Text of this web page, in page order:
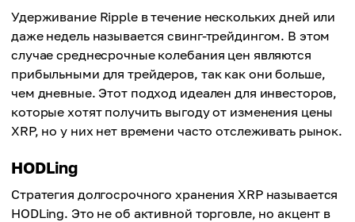
Удерживание Ripple в течение нескольких дней или
даже недель называется свинг-трейдингом. В этом
случае среднесрочные колебания цен являются
прибыльными для трейдеров, так как они больше,
чем дневные. Этот подход идеален для инвесторов,
которые хотят получить выгоду от изменения цены
XRP, но у них нет времени часто отслеживать рынок.
HODLing
Стратегия долгосрочного хранения XRP называется
HODLing. Это не об активной торговле, но акцент в